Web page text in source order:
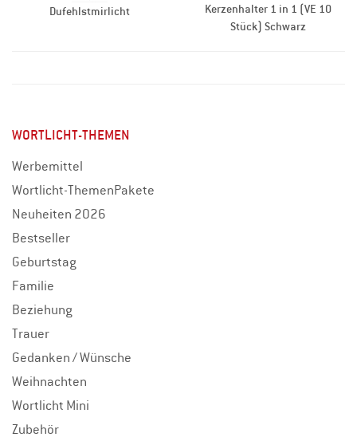
Dufehlstmirlicht
Kerzenhalter 1 in 1 (VE 10
Stück) Schwarz
WORTLICHT-THEMEN
Werbemittel
Wortlicht-ThemenPakete
Neuheiten 2026
Bestseller
Geburtstag
Familie
Beziehung
Trauer
Gedanken / Wünsche
Weihnachten
Wortlicht Mini
Zubehör